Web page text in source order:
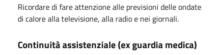
Ricordare di fare attenzione alle previsioni delle ondate
di calore alla televisione, alla radio e nei giornali.
Continuità assistenziale (ex guardia medica)